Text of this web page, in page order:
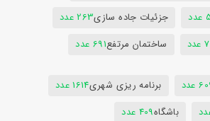
جزئیات جاده سازی263 عدد
ساختمان مرتفع691 عدد
عدد برنامه ریزی شهری1614 عدد
باشگاه409 عدد